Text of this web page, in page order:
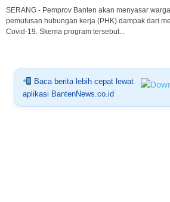
SERANG - Pemprov Banten akan menyasar
pemutusan hubungan kerja (PHK) dampak dari
Covid-19. Skema program tersebut...
Baca berita lebih cepat lewat
aplikasi BantenNews.co.id